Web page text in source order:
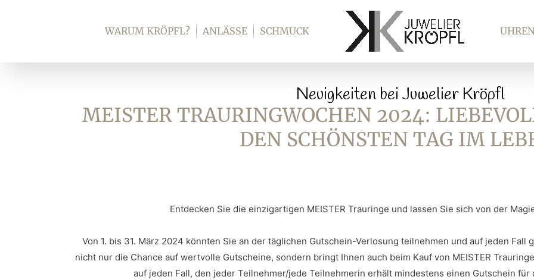
WARUM KRÖPFL? ANLÄSSE SCHMUCK
Neuigkeiten bei Juwelier Kröpfl
MEISTER TRAURINGWOCHEN 2024:
DEN SCHÖNSTEN TAG IM
Entdecken Sie die einzigartigen MEISTER Trauringe und lassen Sie sich von der
Von 1. bis 31. März 2024 könnten Sie an der täglichen Gutschein-Verlosung teilnehmen und auf jeden
nicht nur die Chance auf wertvolle Gutscheine, sondern bringt Ihnen auch beim Kauf von MEISTER
auf jeden Fall, den jeder Teilnehmer/jede Teilnehmerin erhält mindestens einen Gutschein